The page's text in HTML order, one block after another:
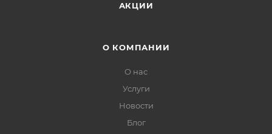
АКЦИИ
О КОМПАНИИ
О нас
Услуги
Новости
Блог